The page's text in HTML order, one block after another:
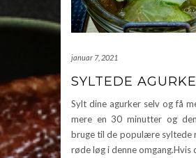
januar 7, 2021
SYLTEDE
Sylt dine agurker selv og få
mere en 30 minutter og
bruge til de populære syltede
røde løg i denne